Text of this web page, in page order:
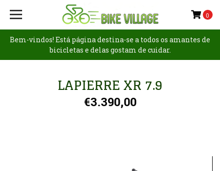
Bem-vindos! Está página destina-se a todos os amantes de
bicicletas e delas gostam de cuidar.
0
LAPIERRE XR 7.9
€3.390,00